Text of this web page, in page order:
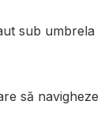
sub umbrela
să navigheze